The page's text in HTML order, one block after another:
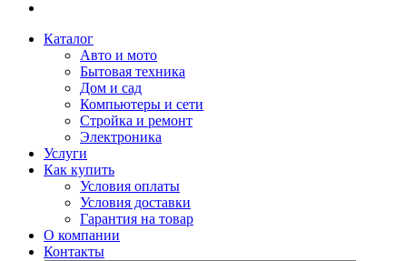
Каталог
Авто и мото
Бытовая техника
Дом и сад
Компьютеры и сети
Стройка и ремонт
Электроника
Услуги
Как купить
Условия оплаты
Условия доставки
Гарантия на товар
О компании
Контакты